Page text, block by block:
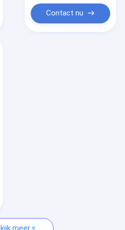
Tussenpersonen
meststof
Contact nu
meer